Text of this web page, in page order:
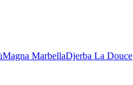
Magna MarbellaDjerba La Douce